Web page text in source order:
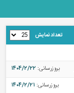
تعداد نمایش
بروزرسانی: ۱۴۰۴/۲/۲۲
بروزرسانی: ۱۴۰۴/۲/۲۱